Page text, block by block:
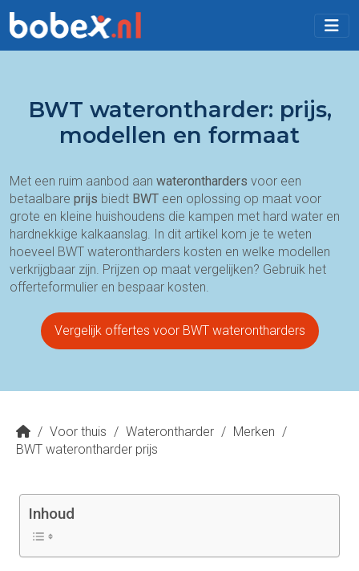
BWT waterontharder: prijs,
modellen en formaat
Met een ruim aanbod aan waterontharders voor een
betaalbare prijs biedt BWT een oplossing op maat voor
grote en kleine huishoudens die kampen met hard water en
hardnekkige kalkaanslag. In dit artikel kom je te weten
hoeveel BWT waterontharders kosten en welke modellen
verkrijgbaar zijn. Prijzen op maat vergelijken? Gebruik het
offerteformulier en bespaar kosten.
Vergelijk offertes voor BWT waterontharders
/ Voor thuis / Waterontharder / Merken /
BWT waterontharder prijs
Inhoud